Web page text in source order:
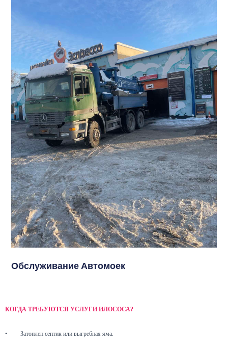
Обслуживание Автомоек
КОГДА ТРЕБУЮТСЯ УСЛУГИ ИЛОСОСА?
• Затоплен септик или выгребная яма.